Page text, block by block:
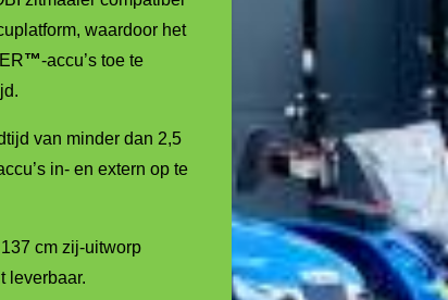
waardoor het
™-accu’s toe te
van minder dan 2,5
in- en extern op te
cm zij-uitworp
leverbaar.